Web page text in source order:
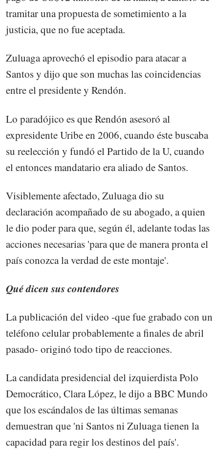
tramitar una propuesta de sometimiento a la
justicia, que no fue aceptada.
Zuluaga aprovechó el episodio para atacar a
Santos y dijo que son muchas las coincidencias
entre el presidente y Rendón.
Lo paradójico es que Rendón asesoró al
expresidente Uribe en 2006, cuando éste buscaba
su reelección y fundó el Partido de la U, cuando
el entonces mandatario era aliado de Santos.
Visiblemente afectado, Zuluaga dio su
declaración acompañado de su abogado, a quien
le dio poder para que, según él, adelante todas las
acciones necesarias 'para que de manera pronta el
país conozca la verdad de este montaje'.
Qué dicen sus contendores
La publicación del video -que fue grabado con un
teléfono celular probablemente a finales de abril
pasado- originó todo tipo de reacciones.
La candidata presidencial del izquierdista Polo
Democrático, Clara López, le dijo a BBC Mundo
que los escándalos de las últimas semanas
demuestran que 'ni Santos ni Zuluaga tienen la
capacidad para regir los destinos del país'.